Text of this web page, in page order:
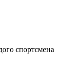
спортсмена